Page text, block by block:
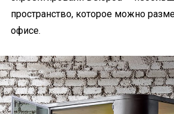
пространство, которое можно
офисе.